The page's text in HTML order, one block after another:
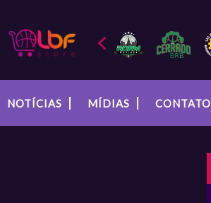
NOTÍCIAS MÍDIAS CONTATO